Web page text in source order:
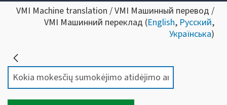
VMI Machine translation / VMI Машинный перевод /
VMI Машинний переклад (English, Русский,
Українська)